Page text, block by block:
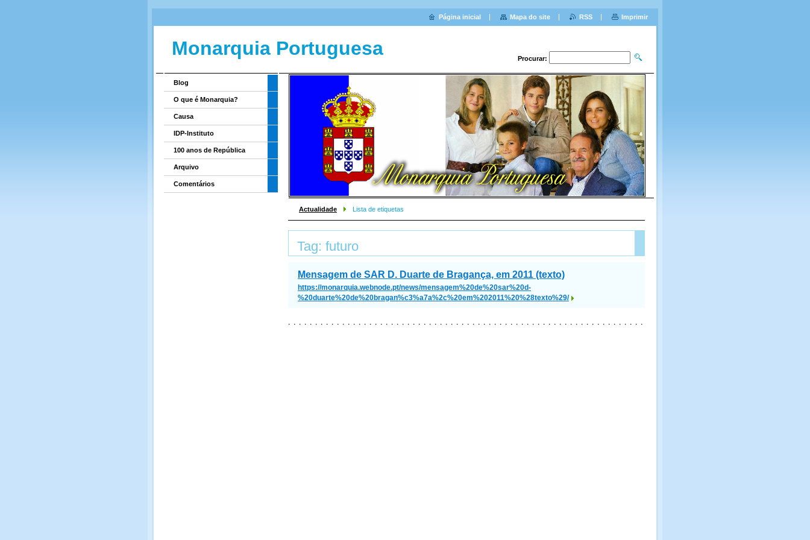
Monarquia Portuguesa Procurar:
Actualidade Lista de etiquetas
Tag: futuro
Mensagem de SAR D. Duarte de Bragança, em 2011 (texto)
https://monarquia.webnode.pt/news/mensagem%20de%20sar%20d-
%20duarte%20de%20bragan%c3%a7a%2c%20em%202011%20%28texto%29/
Blog
O que é Monarquia?
Causa
IDP-Instituto
100 anos de República
Arquivo
Comentários
Página inicial Mapa do site RSS Imprimir